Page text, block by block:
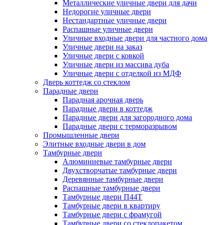
Металлические уличные двери для дачи
Недорогие уличные двери
Нестандартные уличные двери
Распашные уличные двери
Уличные входные двери для частного дома
Уличные двери на заказ
Уличные двери с ковкой
Уличные двери из массива дуба
Уличные двери с отделкой из МДФ
Дверь коттедж со стеклом
Парадные двери
Парадная арочная дверь
Парадные двери в коттедж
Парадные двери для загородного дома
Парадные двери с терморазрывом
Промышленные двери
Элитные входные двери в дом
Тамбурные двери
Алюминиевые тамбурные двери
Двухстворчатые тамбурные двери
Деревянные тамбурные двери
Распашные тамбурные двери
Тамбурные двери П44Т
Тамбурные двери в квартиру
Тамбурные двери с фрамугой
Тамбурные двери со стеклопакетом